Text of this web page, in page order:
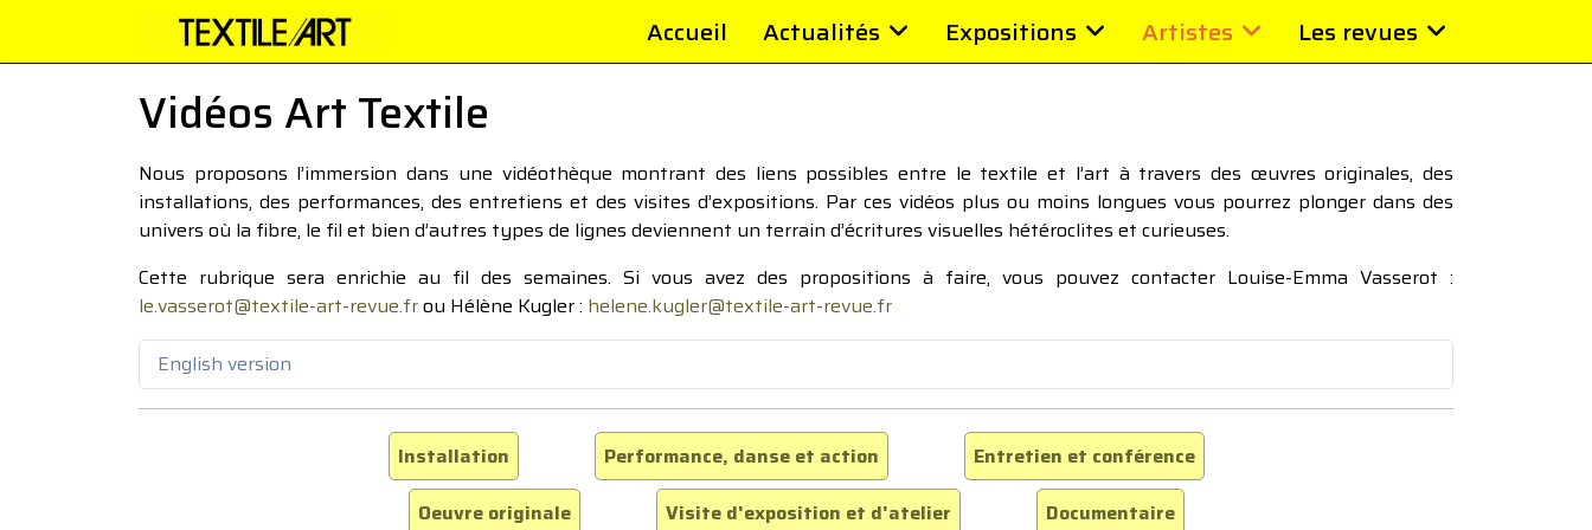
Accueil Actualités Expositions Artistes Les revues
Vidéos Art Textile
Nous proposons l’immersion dans une vidéothèque montrant des liens possibles entre le textile et l’art à travers des œuvres originales, des
installations, des performances, des entretiens et des visites d’expositions. Par ces vidéos plus ou moins longues vous pourrez plonger dans des
univers où la fibre, le fil et bien d’autres types de lignes deviennent un terrain d’écritures visuelles hétéroclites et curieuses.
Cette rubrique sera enrichie au fil des semaines. Si vous avez des propositions à faire, vous pouvez contacter Louise-Emma Vasserot :
le.vasserot@textile-art-revue.frou Hélène Kugler : helene.kugler@textile-art-revue.fr
English version
Installation Performance, danse et action
Entretien et conférence
Oeuvre originale
Visite d'exposition et d'atelier Documentaire